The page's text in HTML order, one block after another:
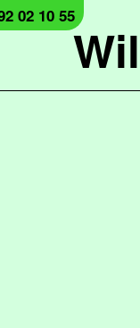
02 10 55